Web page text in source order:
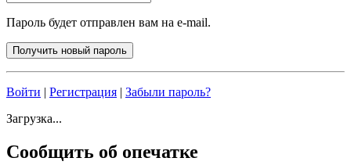
Пароль будет отправлен вам на e-mail.
Войти | Регистрация | Забыли пароль?
Загрузка...
Сообщить об опечатке